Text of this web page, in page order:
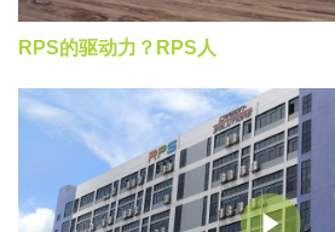
RPS的驱动力？RPS人